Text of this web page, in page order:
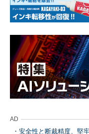
AD
安全性と断裁精度、堅